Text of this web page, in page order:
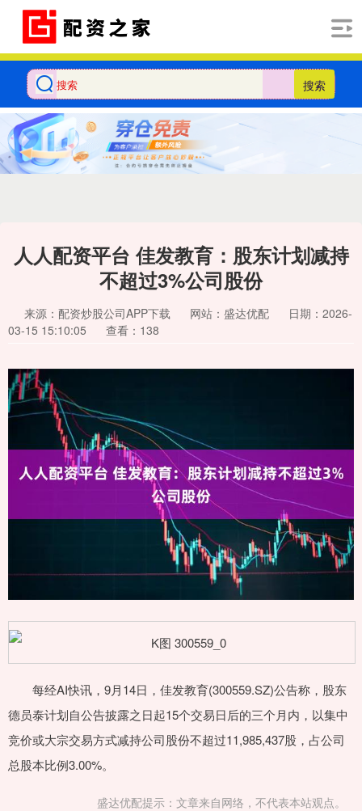
搜索
人人配资平台 佳发教育：股东计划减持
不超过3%公司股份
来源：配资炒股公司APP下载 网站：盛达优配
日期：2026-
03-15 15:10:05
查看：138
每经AI快讯，9月14日，佳发教育(300559.SZ)公告称，股东
德员泰计划自公告披露之日起15个交易日后的三个月内，以集中
竞价或大宗交易方式减持公司股份不超过11,985,437股，占公司
总股本比例3.00%。
盛达优配提示：文章来自网络，不代表本站观点。